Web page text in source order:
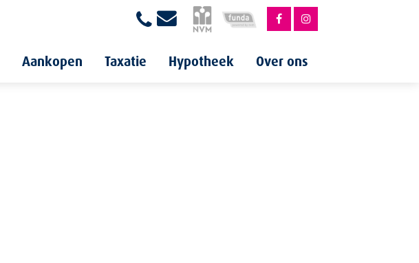
Aankopen Taxatie Hypotheek Over ons